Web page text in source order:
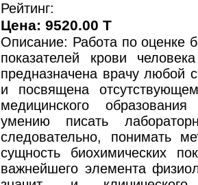
Рейтинг:
Цена: 9520.00 T
Описание: Работа по оценке
показателей крови
предназначена врачу любой
и посвящена
медицинского
умению писать
следовательно, понимать
сущность биохимических
важнейшего элемента